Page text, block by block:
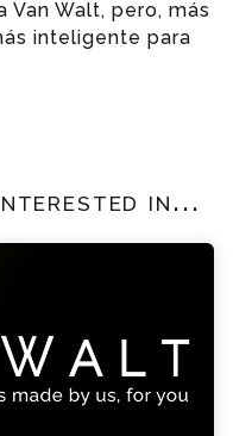
Walt, pero, más
inteligente para
in...